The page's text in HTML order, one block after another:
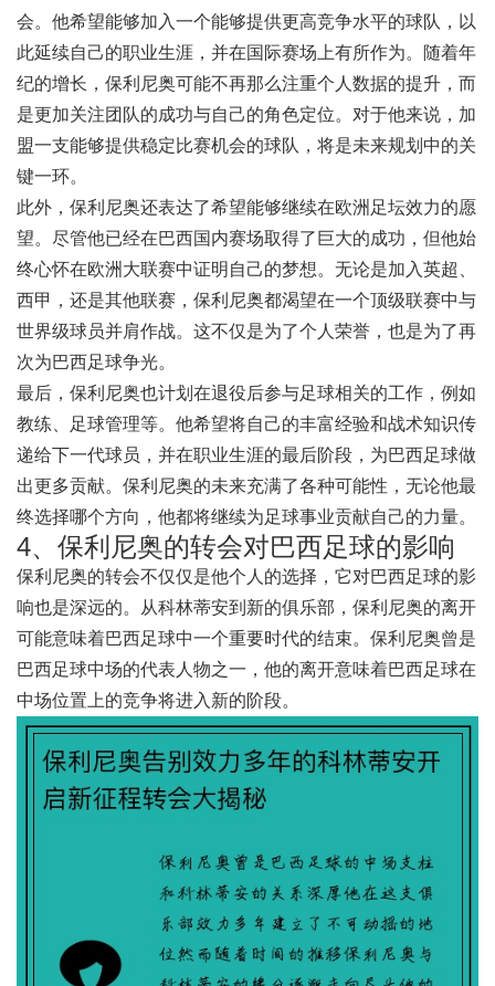
会。他希望能够加入一个能够提供更高竞争水平的球队，以
此延续自己的职业生涯，并在国际赛场上有所作为。随着年
纪的增长，保利尼奥可能不再那么注重个人数据的提升，而
是更加关注团队的成功与自己的角色定位。对于他来说，加
盟一支能够提供稳定比赛机会的球队，将是未来规划中的关
键一环。
此外，保利尼奥还表达了希望能够继续在欧洲足坛效力的愿
望。尽管他已经在巴西国内赛场取得了巨大的成功，但他始
终心怀在欧洲大联赛中证明自己的梦想。无论是加入英超、
西甲，还是其他联赛，保利尼奥都渴望在一个顶级联赛中与
世界级球员并肩作战。这不仅是为了个人荣誉，也是为了再
次为巴西足球争光。
最后，保利尼奥也计划在退役后参与足球相关的工作，例如
教练、足球管理等。他希望将自己的丰富经验和战术知识传
递给下一代球员，并在职业生涯的最后阶段，为巴西足球做
出更多贡献。保利尼奥的未来充满了各种可能性，无论他最
终选择哪个方向，他都将继续为足球事业贡献自己的力量。
4、保利尼奥的转会对巴西足球的影响
保利尼奥的转会不仅仅是他个人的选择，它对巴西足球的影
响也是深远的。从科林蒂安到新的俱乐部，保利尼奥的离开
可能意味着巴西足球中一个重要时代的结束。保利尼奥曾是
巴西足球中场的代表人物之一，他的离开意味着巴西足球在
中场位置上的竞争将进入新的阶段。